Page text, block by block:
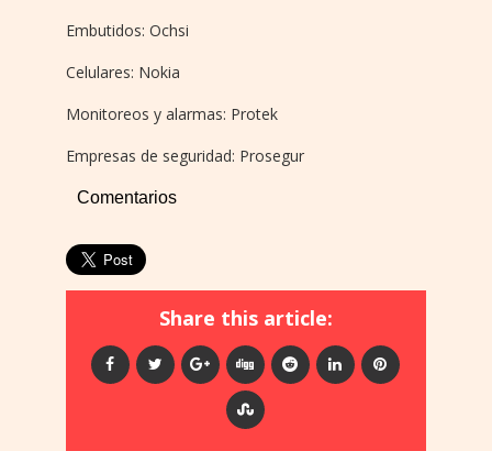
Embutidos: Ochsi
Celulares: Nokia
Monitoreos y alarmas: Protek
Empresas de seguridad: Prosegur
Comentarios
Share this article: